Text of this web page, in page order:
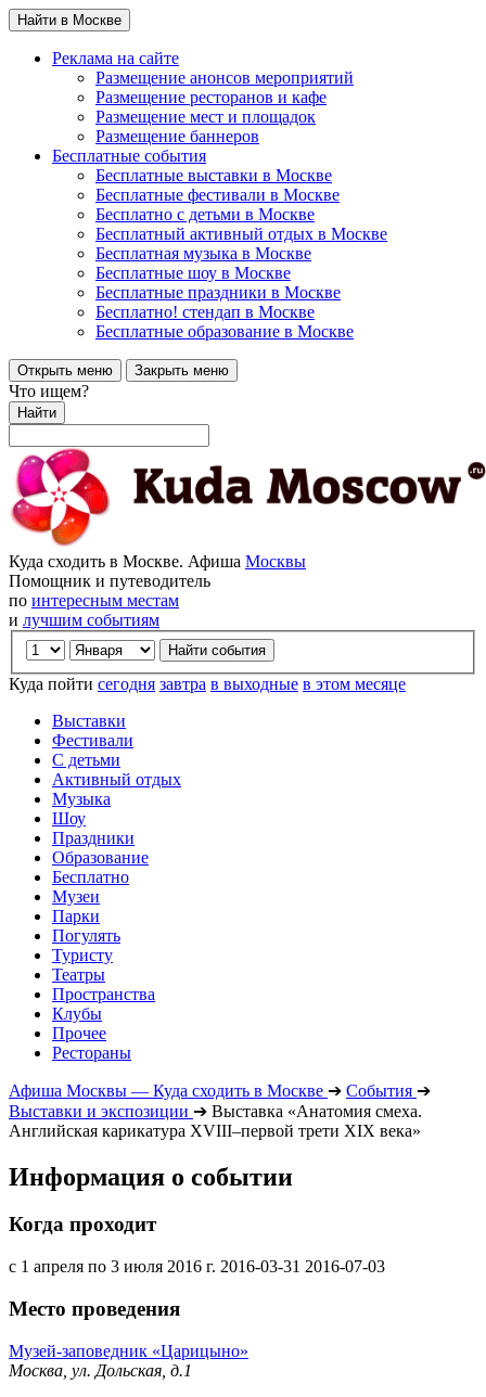
Найти в Москве
Реклама на сайте
Размещение анонсов мероприятий
Размещение ресторанов и кафе
Размещение мест и площадок
Размещение баннеров
Бесплатные события
Бесплатные выставки в Москве
Бесплатные фестивали в Москве
Бесплатно с детьми в Москве
Бесплатный активный отдых в Москве
Бесплатная музыка в Москве
Бесплатные шоу в Москве
Бесплатные праздники в Москве
Бесплатно! стендап в Москве
Бесплатные образование в Москве
Открыть меню Закрыть меню
Что ищем?
Найти
Куда сходить в Москве. Афиша Москвы
Помощник и путеводитель
по интересным местам
и лучшим событиям
Куда пойти сегодня завтра в выходные в этом месяце
Выставки
Фестивали
С детьми
Активный отдых
Музыка
Шоу
Праздники
Образование
Бесплатно
Музеи
Парки
Погулять
Туристу
Театры
Пространства
Клубы
Прочее
Рестораны
Афиша Москвы — Куда сходить в Москве ➔ События ➔
Выставки и экспозиции ➔ Выставка «Анатомия смеха.
Английская карикатура XVIII–первой трети XIX века»
Информация о событии
Когда проходит
с 1 апреля по 3 июля 2016 г. 2016-03-31 2016-07-03
Место проведения
Музей-заповедник «Царицыно»
Москва, ул. Дольская, д.1